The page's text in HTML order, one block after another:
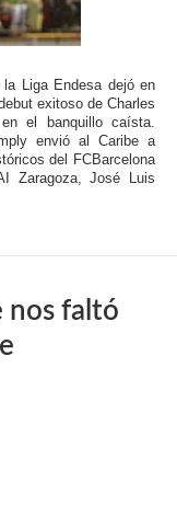
la Liga Endesa dejó en
exitoso de Charles
el banquillo caísta.
envió al Caribe a
del FCBarcelona
Zaragoza, José Luis
nos faltó